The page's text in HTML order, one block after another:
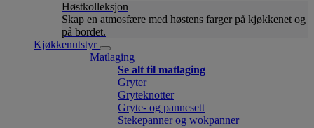
Høstkolleksjon
Skap en atmosfære med høstens farger på kjøkkenet og
på bordet.
Kjøkkenutstyr
Matlaging
Se alt til matlaging
Gryter
Gryteknotter
Gryte- og pannesett
Stekepanner og wokpanner